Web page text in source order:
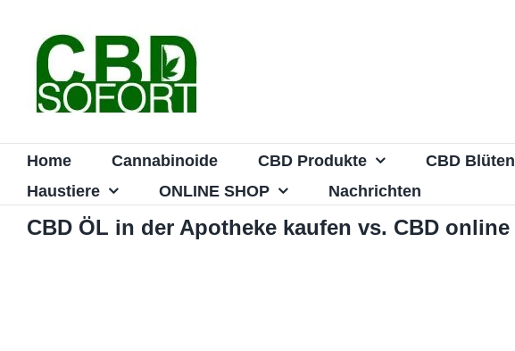
springen
Home Cannabinoide CBD Produkte CBD Blüten
Haustiere
ONLINE SHOP Nachrichten
CBD ÖL in der Apotheke kaufen vs. CBD online